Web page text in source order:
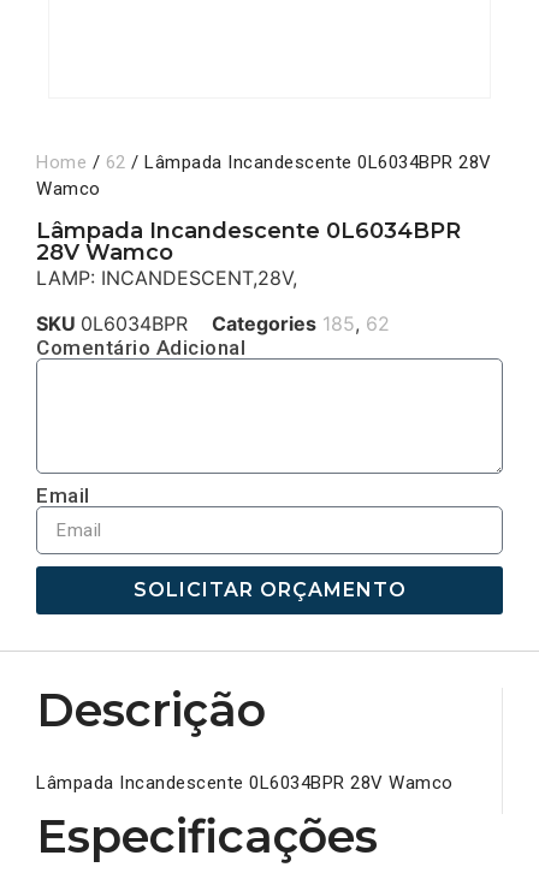
Home / 62 / Lâmpada Incandescente 0L6034BPR 28V
Wamco
Lâmpada Incandescente 0L6034BPR
28V Wamco
LAMP: INCANDESCENT,28V,
SKU 0L6034BPR Categories 185, 62
Comentário Adicional
Email
SOLICITAR ORÇAMENTO
Descrição
Lâmpada Incandescente 0L6034BPR 28V Wamco
Especificações